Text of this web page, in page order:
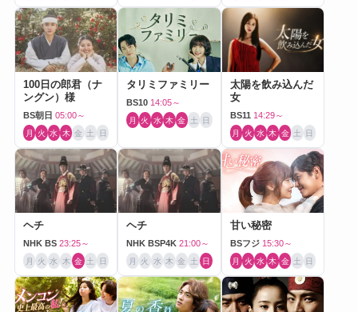
100日の郎君（ナ
ングン）様
BS朝日 05:00～
月 火 水 木 金 土 日
タリミファミリー
BS10 14:05～
月 火 水 木 金 土 日
太陽を飲み込んだ
女
BS11 14:29～
月 火 水 木 金 土 日
ヘチ
NHK BS 23:25～
月 火 水 木 金 土 日
ヘチ
NHK BSP4K 21:00～
月 火 水 木 金 土 日
甘い秘密
BSフジ 15:30～
月 火 水 木 金 土 日